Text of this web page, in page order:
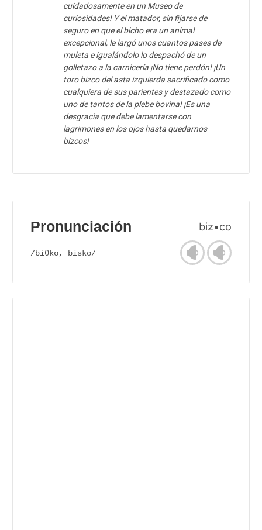
cuidadosamente en un Museo de
curiosidades! Y el matador, sin fijarse de
seguro en que el bicho era un animal
excepcional, le largó unos cuantos pases de
muleta e igualándolo lo despachó de un
golletazo a la carnicería ¡No tiene perdón! ¡Un
toro bizco del asta izquierda sacrificado como
cualquiera de sus parientes y destazado como
uno de tantos de la plebe bovina! ¡Es una
desgracia que debe lamentarse con
lagrimones en los ojos hasta quedarnos
bizcos!
Pronunciación biz•co
/biθko, bisko/